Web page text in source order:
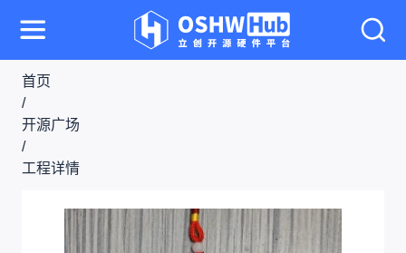
首页
/
开源广场
/
工程详情